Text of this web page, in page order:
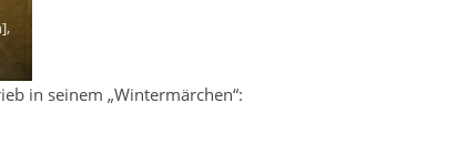
in seinem „Wintermärchen“: